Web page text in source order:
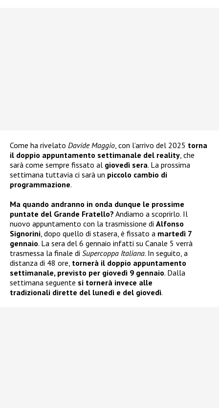
Come ha rivelato Davide Maggio, con l’arrivo del 2025 torna
il doppio appuntamento settimanale del reality, che
sarà come sempre fissato al giovedì sera. La prossima
settimana tuttavia ci sarà un piccolo cambio di
programmazione.
Ma quando andranno in onda dunque le prossime
puntate del Grande Fratello? Andiamo a scoprirlo. Il
nuovo appuntamento con la trasmissione di Alfonso
Signorini, dopo quello di stasera, è fissato a martedì 7
gennaio. La sera del 6 gennaio infatti su Canale 5 verrà
trasmessa la finale di Supercoppa Italiana. In seguito, a
distanza di 48 ore, tornerà il doppio appuntamento
settimanale, previsto per giovedì 9 gennaio. Dalla
settimana seguente si tornerà invece alle
tradizionali dirette del lunedì e del giovedì.